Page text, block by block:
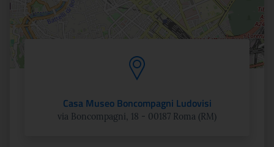
Casa Museo Boncompagni Ludovisi
via Boncompagni, 18 - 00187 Roma (RM)